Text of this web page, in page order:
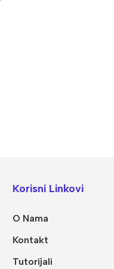
DVR snimači
Pokretne Kamere
Korisni Linkovi
O Nama
Kontakt
Tutorijali